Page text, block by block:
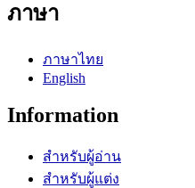
ภาษา
ภาษาไทย
English
Information
สำหรับผู้อ่าน
สำหรับผู้แต่ง